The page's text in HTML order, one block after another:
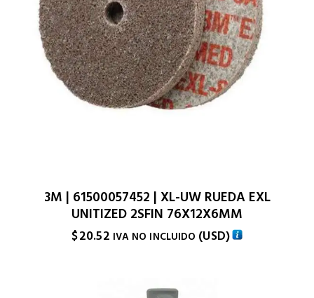
3M | 61500057452 | XL-UW RUEDA EXL
UNITIZED 2SFIN 76X12X6MM
$20.52 IVA NO INCLUIDO (USD)